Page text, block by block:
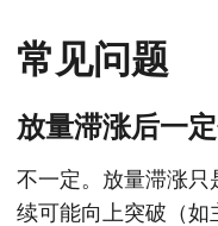
常见问题
放量滞涨后一
不一定。放量滞涨
续可能向上突破（